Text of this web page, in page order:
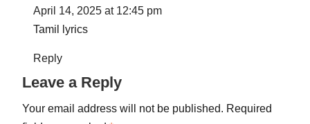
April 14, 2025 at 12:45 pm
Tamil lyrics
Reply
Leave a Reply
Your email address will not be published. Required